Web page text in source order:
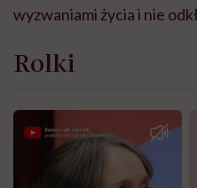
wyzwaniami życia i nie
Rolki